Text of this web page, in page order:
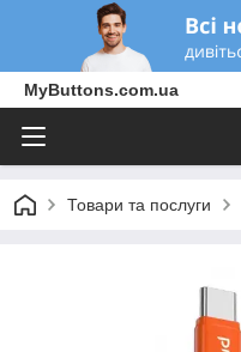
MyButtons.com.ua
Товари та послуги